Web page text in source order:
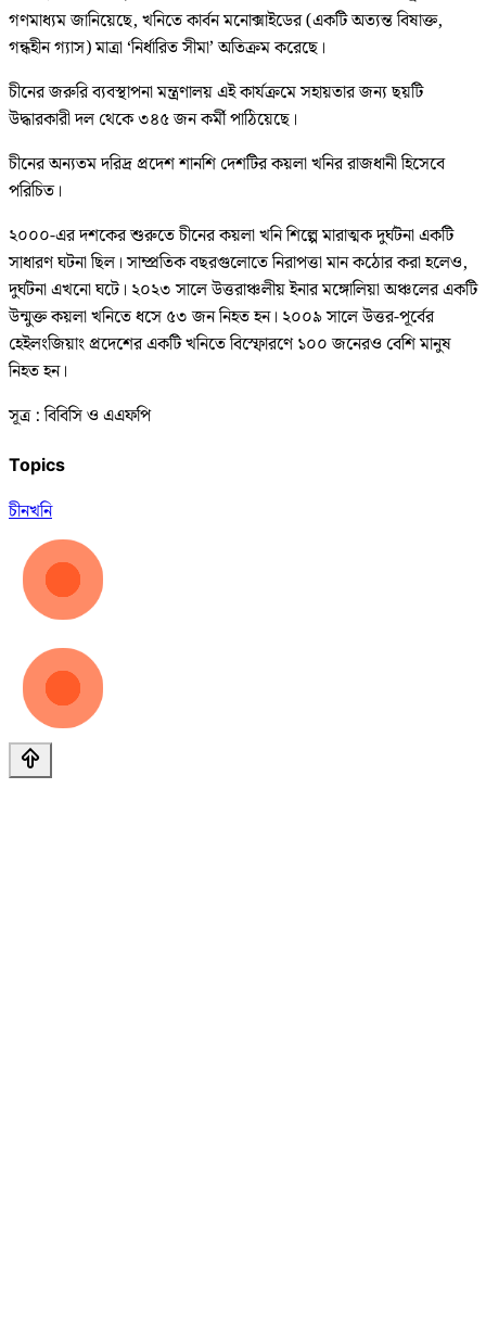
গণমাধ্যম জানিয়েছে, খনিতে কার্বন মনোক্সাইডের (একটি অত্যন্ত বিষাক্ত,
গন্ধহীন গ্যাস) মাত্রা ‘নির্ধারিত সীমা’ অতিক্রম করেছে।
চীনের জরুরি ব্যবস্থাপনা মন্ত্রণালয় এই কার্যক্রমে সহায়তার জন্য ছয়টি
উদ্ধারকারী দল থেকে ৩৪৫ জন কর্মী পাঠিয়েছে।
চীনের অন্যতম দরিদ্র প্রদেশ শানশি দেশটির কয়লা খনির রাজধানী হিসেবে
পরিচিত।
২০০০-এর দশকের শুরুতে চীনের কয়লা খনি শিল্পে মারাত্মক দুর্ঘটনা একটি
সাধারণ ঘটনা ছিল। সাম্প্রতিক বছরগুলোতে নিরাপত্তা মান কঠোর করা হলেও,
দুর্ঘটনা এখনো ঘটে। ২০২৩ সালে উত্তরাঞ্চলীয় ইনার মঙ্গোলিয়া অঞ্চলের একটি
উন্মুক্ত কয়লা খনিতে ধসে ৫৩ জন নিহত হন। ২০০৯ সালে উত্তর-পূর্বের
হেইলংজিয়াং প্রদেশের একটি খনিতে বিস্ফোরণে ১০০ জনেরও বেশি মানুষ
নিহত হন।
সূত্র : বিবিসি ও এএফপি
Topics
চীনখনি